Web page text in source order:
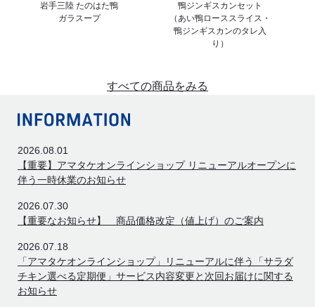
岩手三陸 たのはた鴨
ガラスープ
鴨ジンギスカンセット
（あい鴨ローススライス・
鴨ジンギスカンのタレ入
り）
すべての商品をみる
2026.08.01
【重要】アマタケオンラインショップ リニューアルオープンに
伴う一時休業のお知らせ
2026.07.30
【重要なお知らせ】 商品価格改定（値上げ）のご案内
2026.07.18
「アマタケオンラインショップ」リニューアルに伴う「サラダ
チキン選べる定期便」サービス内容変更と次回お届けに関する
お知らせ